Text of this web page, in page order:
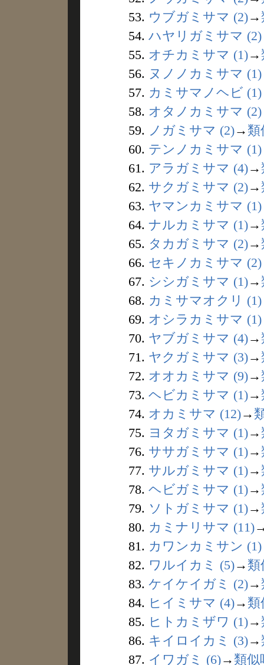
53. ウブガミサマ (2)→
54. ハヤリガミサマ (2)
55. オチカミサマ (1)→
56. ヌノノカミサマ (1)
57. カミサマノヘビ (1)
58. オタノカミサマ (2)
59. ノガミサマ (2)→ 類
60. テンノカミサマ (1)
61. アラガミサマ (4)→
62. サクガミサマ (2)→
63. ヤマンカミサマ (1)
64. ナルカミサマ (1)→
65. タカガミサマ (2)→
66. セキノカミサマ (2)
67. シシガミサマ (1)→
68. カミサマオクリ (1)
69. オシラカミサマ (1)
70. ヤブガミサマ (4)→
71. ヤクガミサマ (3)→
72. オオカミサマ (9)→
73. ヘビカミサマ (1)→
74. オカミサマ (12)→
75. ヨタガミサマ (1)→
76. ササガミサマ (1)→
77. サルガミサマ (1)→
78. ヘビガミサマ (1)→
79. ソトガミサマ (1)→
80. カミナリサマ (11)
81. カワンカミサン (1)
82. ワルイカミ (5)→ 類
83. ケイケイガミ (2)→
84. ヒイミサマ (4)→ 類
85. ヒトカミザワ (1)→
86. キイロイカミ (3)→
87. イワガミ (6)→ 類似